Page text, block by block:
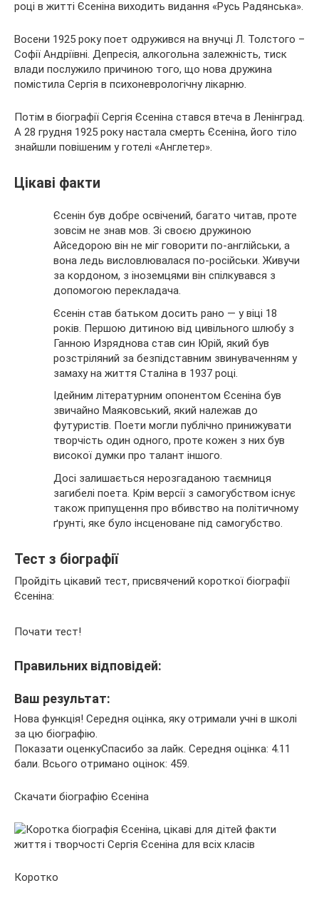
році в житті Єсеніна виходить видання «Русь Радянська».
Восени 1925 року поет одружився на внучці Л. Толстого –
Софії Андріївні. Депресія, алкогольна залежність, тиск
влади послужило причиною того, що нова дружина
помістила Сергія в психоневрологічну лікарню.
Потім в біографії Сергія Єсеніна стався втеча в Ленінград.
А 28 грудня 1925 року настала смерть Єсеніна, його тіло
знайшли повішеним у готелі «Англетер».
Цікаві факти
Єсенін був добре освічений, багато читав, проте
зовсім не знав мов. Зі своєю дружиною
Айседорою він не міг говорити по-англійськи, а
вона ледь висловлювалася по-російськи. Живучи
за кордоном, з іноземцями він спілкувався з
допомогою перекладача.
Єсенін став батьком досить рано — у віці 18
років. Першою дитиною від цивільного шлюбу з
Ганною Изряднова став син Юрій, який був
розстріляний за безпідставним звинуваченням у
замаху на життя Сталіна в 1937 році.
Ідейним літературним опонентом Єсеніна був
звичайно Маяковський, який належав до
футуристів. Поети могли публічно принижувати
творчість один одного, проте кожен з них був
високої думки про талант іншого.
Досі залишається нерозгаданою таємниця
загибелі поета. Крім версії з самогубством існує
також припущення про вбивство на політичному
ґрунті, яке було інсценоване під самогубство.
Тест з біографії
Пройдіть цікавий тест, присвячений короткої біографії
Єсеніна:
Почати тест!
Правильних відповідей:
Ваш результат:
Нова функція! Середня оцінка, яку отримали учні в школі
за цю біографію.
Показати оценкуСпасибо за лайк. Середня оцінка: 4.11
бали. Всього отримано оцінок: 459.
Скачати біографію Єсеніна
Коротко